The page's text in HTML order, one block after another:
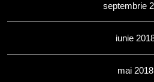
septembrie
iunie
mai 2018